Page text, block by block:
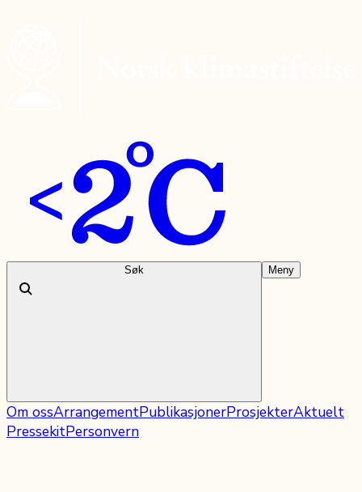
Søk Meny
Om ossArrangementPublikasjonerProsjekterAktuelt
PressekitPersonvern